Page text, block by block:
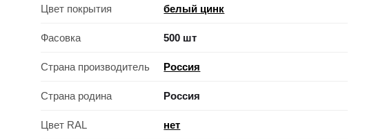
Цвет покрытия белый цинк
Фасовка 500 шт
Страна производитель Россия
Страна родина Россия
Цвет RAL нет